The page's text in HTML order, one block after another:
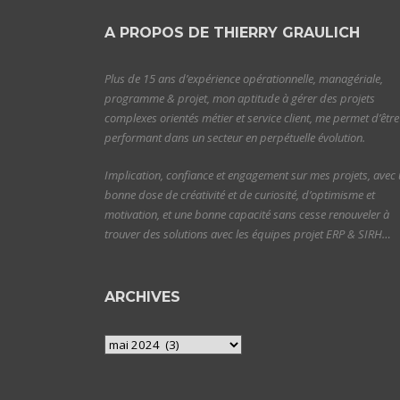
A PROPOS DE THIERRY GRAULICH
Plus de 15 ans d’expérience opérationnelle, managériale,
programme & projet, mon aptitude à gérer des projets
complexes orientés métier et service client, me permet d’être
performant dans un secteur en perpétuelle évolution.
Implication, confiance et engagement sur mes projets, avec
bonne dose de créativité et de curiosité, d’optimisme et
motivation, et une bonne capacité sans cesse renouveler à
trouver des solutions avec les équipes projet ERP & SIRH…
ARCHIVES
Archives